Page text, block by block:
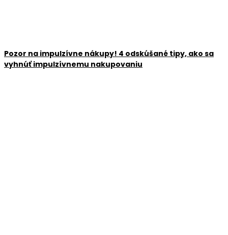
Pozor na impulzívne nákupy! 4 odskúšané tipy, ako sa
vyhnúť impulzívnemu nakupovaniu